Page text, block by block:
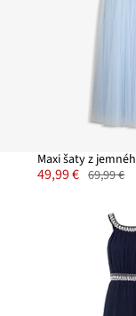
49,99 € 69,99 €